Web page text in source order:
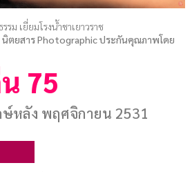
ม เยี่ยมโรงน้ำชาเยาวราช
นิตยสาร Photographic ประกันคุณภาพโดย
75
หลัง พฤศจิกายน 2531